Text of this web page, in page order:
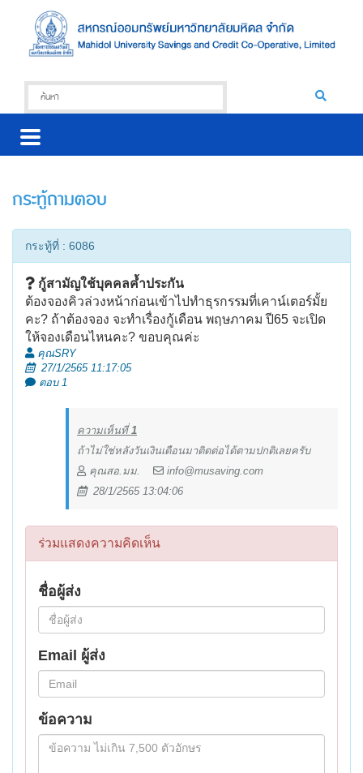
กระทู้ถามตอบ
กระทู้ที่ : 6086
กู้สามัญใช้บุคคลค้ำประกัน
ต้องจองคิวล่วงหน้าก่อนเข้าไปทำธุรกรรมที่เคาน์เตอร์มั้ย
คะ? ถ้าต้องจอง จะทำเรื่องกู้เดือน พฤษภาคม ปี65 จะเปิด
ให้จองเดือนไหนคะ? ขอบคุณค่ะ
คุณSRY
27/1/2565 11:17:05
ตอบ 1
ความเห็นที่1
ถ้าไม่ใช่หลังวันเงินเดือนมาติดต่อได้ตามปกติเลยครับ
คุณสอ.มม.
info@musaving.com
28/1/2565 13:04:06
ร่วมแสดงความคิดเห็น
ชื่อผู้ส่ง
Email ผู้ส่ง
ข้อความ